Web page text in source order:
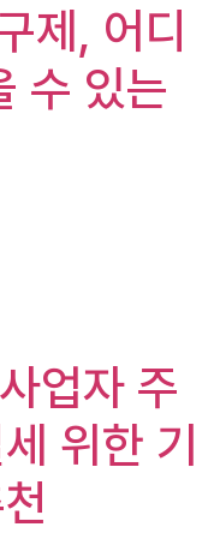
제, 어디
수 있는
업자 주
위한 기